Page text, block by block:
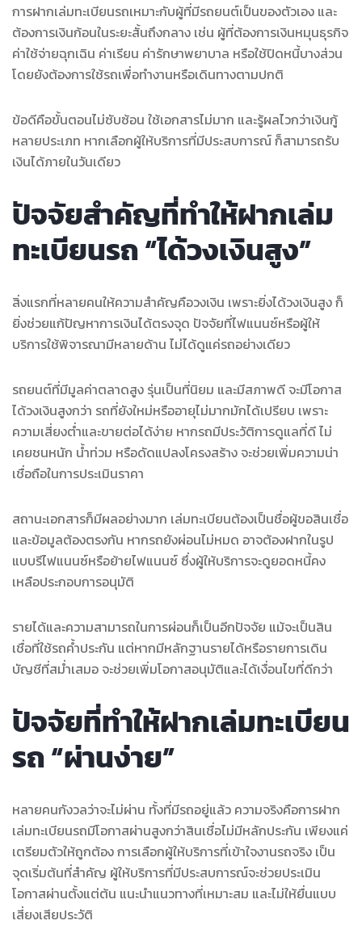
การฝากเล่มทะเบียนรถเหมาะกับผู้ที่มีรถยนต์เป็นของตัวเอง และ
ต้องการเงินก้อนในระยะสั้นถึงกลาง เช่น ผู้ที่ต้องการเงินหมุนธุรกิจ
ค่าใช้จ่ายฉุกเฉิน ค่าเรียน ค่ารักษาพยาบาล หรือใช้ปิดหนี้บางส่วน
โดยยังต้องการใช้รถเพื่อทำงานหรือเดินทางตามปกติ
ข้อดีคือขั้นตอนไม่ซับซ้อน ใช้เอกสารไม่มาก และรู้ผลไวกว่าเงินกู้
หลายประเภท หากเลือกผู้ให้บริการที่มีประสบการณ์ ก็สามารถรับ
เงินได้ภายในวันเดียว
ปัจจัยสำคัญที่ทำให้ฝากเล่ม
ทะเบียนรถ “ได้วงเงินสูง”
สิ่งแรกที่หลายคนให้ความสำคัญคือวงเงิน เพราะยิ่งได้วงเงินสูง ก็
ยิ่งช่วยแก้ปัญหาการเงินได้ตรงจุด ปัจจัยที่ไฟแนนซ์หรือผู้ให้
บริการใช้พิจารณามีหลายด้าน ไม่ได้ดูแค่รถอย่างเดียว
รถยนต์ที่มีมูลค่าตลาดสูง รุ่นเป็นที่นิยม และมีสภาพดี จะมีโอกาส
ได้วงเงินสูงกว่า รถที่ยังใหม่หรืออายุไม่มากมักได้เปรียบ เพราะ
ความเสี่ยงต่ำและขายต่อได้ง่าย หากรถมีประวัติการดูแลที่ดี ไม่
เคยชนหนัก น้ำท่วม หรือดัดแปลงโครงสร้าง จะช่วยเพิ่มความน่า
เชื่อถือในการประเมินราคา
สถานะเอกสารก็มีผลอย่างมาก เล่มทะเบียนต้องเป็นชื่อผู้ขอสินเชื่อ
และข้อมูลต้องตรงกัน หากรถยังผ่อนไม่หมด อาจต้องฝากในรูป
แบบรีไฟแนนซ์หรือย้ายไฟแนนซ์ ซึ่งผู้ให้บริการจะดูยอดหนี้คง
เหลือประกอบการอนุมัติ
รายได้และความสามารถในการผ่อนก็เป็นอีกปัจจัย แม้จะเป็นสิน
เชื่อที่ใช้รถค้ำประกัน แต่หากมีหลักฐานรายได้หรือรายการเดิน
บัญชีที่สม่ำเสมอ จะช่วยเพิ่มโอกาสอนุมัติและได้เงื่อนไขที่ดีกว่า
ปัจจัยที่ทำให้ฝากเล่มทะเบียน
รถ “ผ่านง่าย”
หลายคนกังวลว่าจะไม่ผ่าน ทั้งที่มีรถอยู่แล้ว ความจริงคือการฝาก
เล่มทะเบียนรถมีโอกาสผ่านสูงกว่าสินเชื่อไม่มีหลักประกัน เพียงแค่
เตรียมตัวให้ถูกต้อง การเลือกผู้ให้บริการที่เข้าใจงานรถจริง เป็น
จุดเริ่มต้นที่สำคัญ ผู้ให้บริการที่มีประสบการณ์จะช่วยประเมิน
โอกาสผ่านตั้งแต่ต้น แนะนำแนวทางที่เหมาะสม และไม่ให้ยื่นแบบ
เสี่ยงเสียประวัติ